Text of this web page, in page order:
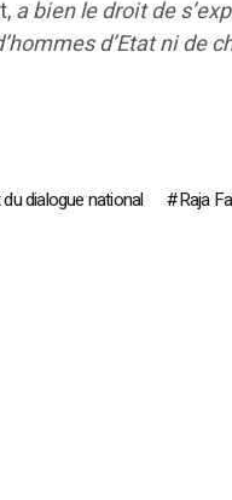
a bien le droit de
d’Etat ni
dialogue national Raja